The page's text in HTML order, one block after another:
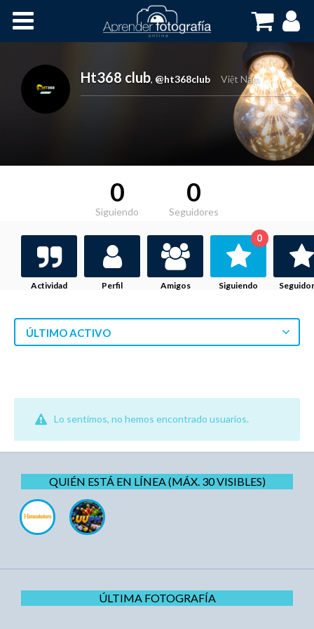
Cursos OnLine
Ht368 club, @ht368club Việt Nam
0
Siguiendo
0
Seguidores
Actividad Perfil Amigos Siguiendo
0
ÚLTIMO ACTIVO
Lo sentimos, no hemos encontrado usuarios.
QUIÉN ESTÁ EN LÍNEA (MÁX. 30 VISIBLES)
ÚLTIMA FOTOGRAFÍA